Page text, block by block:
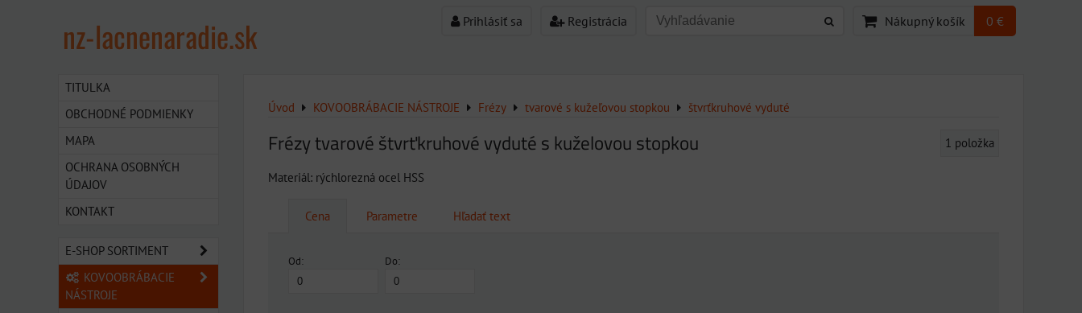
Prihlásiť sa Registrácia Nákupný košík 0 €
nz-lacnenaradie.sk
Úvod KOVOOBRÁBACIE NÁSTROJE Frézy tvarové s kužeľovou stopkou štvrťkruhové vyduté
Frézy tvarové štvrťkruhové vyduté s kuželovou stopkou 1 položka
Materiál: rýchlorezná ocel HSS
Cena Parametre Hľadať text
Od: Do:
TITULKA
OBCHODNÉ PODMIENKY
MAPA
OCHRANA OSOBNÝCH
ÚDAJOV
KONTAKT
E-SHOP SORTIMENT
KOVOOBRÁBACIE
NÁSTROJE